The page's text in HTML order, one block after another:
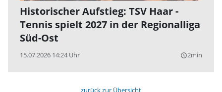
Historischer Aufstieg: TSV Haar -
Tennis spielt 2027 in der Regionalliga
Süd-Ost
15.07.2026 14:24 Uhr query_builder2min
zurück zur Übersicht